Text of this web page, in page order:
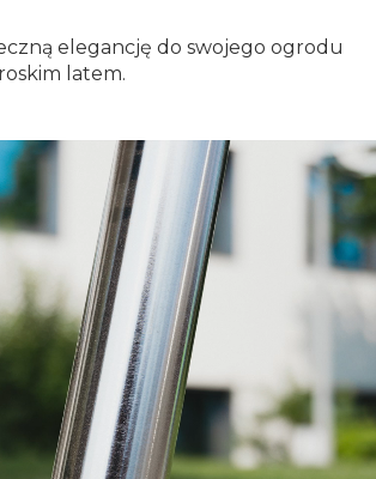
elegancję do swojego ogrodu
latem.